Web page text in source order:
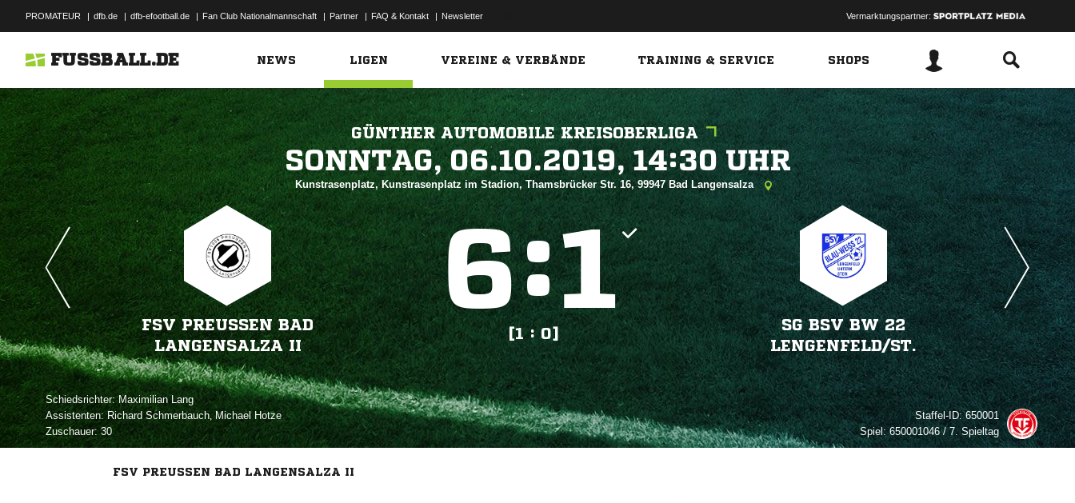
PROMATEUR | dfb.de | dfb-efootball.de | Fan Club Nationalmannschaft | Partner | FAQ & Kontakt | Newsletter Vermarktungspartner:
FUSSBALL.DE NEWS LIGEN VEREINE & VERBÄNDE TRAINING & SERVICE SHOPS
GÜNTHER AUTOMOBILE KREISOBERLIGA
   
Kunstrasenplatz, Kunstrasenplatz im Stadion, Thamsbrücker Str. 16, 99947 Bad Langensalza
FSV PREUSSEN BAD L
ANGENSALZA II
:
[1 : 0]
SG BSV BW 22
LENGENFELD/​ST.
Schiedsrichter: 
Assistenten: ,  
Zuschauer:30
Staffel-ID:650001
Spiel:650001046 / 7. Spieltag
FSV PREUSSEN BAD LANGENSALZA II